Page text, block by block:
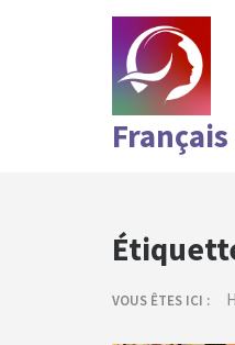
VOUS ÊTES ICI :